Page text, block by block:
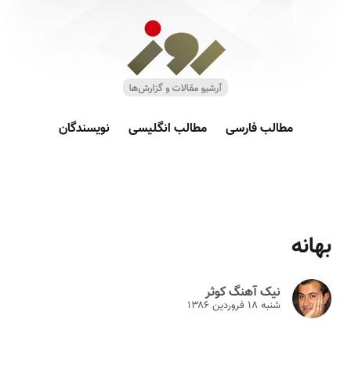
مطالب فارسی مطالب انگلیسی نویسندگان
بهانه
نیک آهنگ کوثر
شنبه ۱۸ فروردين ۱۳۸۶